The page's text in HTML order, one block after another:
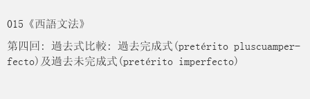
015《西語文法》
第四回: 過去式比較: 過去完成式(pretérito pluscuamper-
fecto)及過去未完成式(pretérito imperfecto)